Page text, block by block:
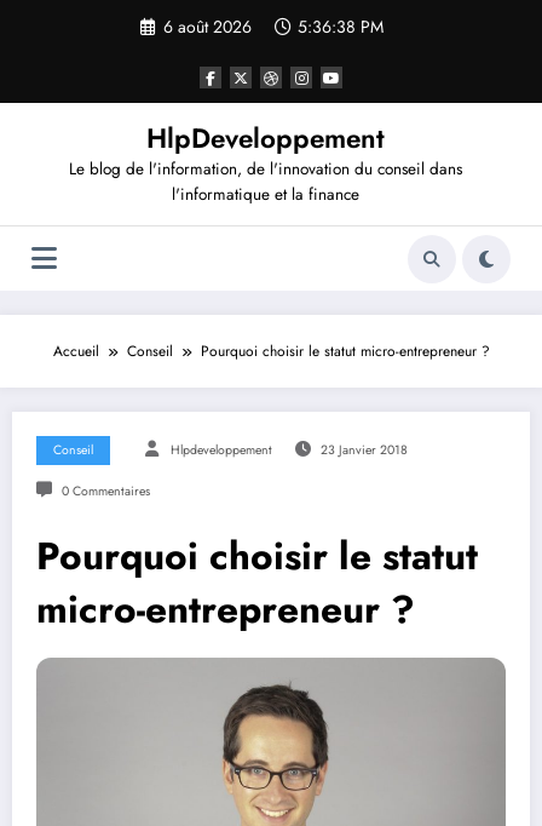
6 août 2026 5:36:38 PM
HlpDeveloppement
Le blog de l'information, de l'innovation du conseil dans
l'informatique et la finance
Accueil Conseil Pourquoi choisir le statut micro-entrepreneur ?
Conseil Hlpdeveloppement 23 Janvier 2018
0 Commentaires
Pourquoi choisir le statut
micro-entrepreneur ?